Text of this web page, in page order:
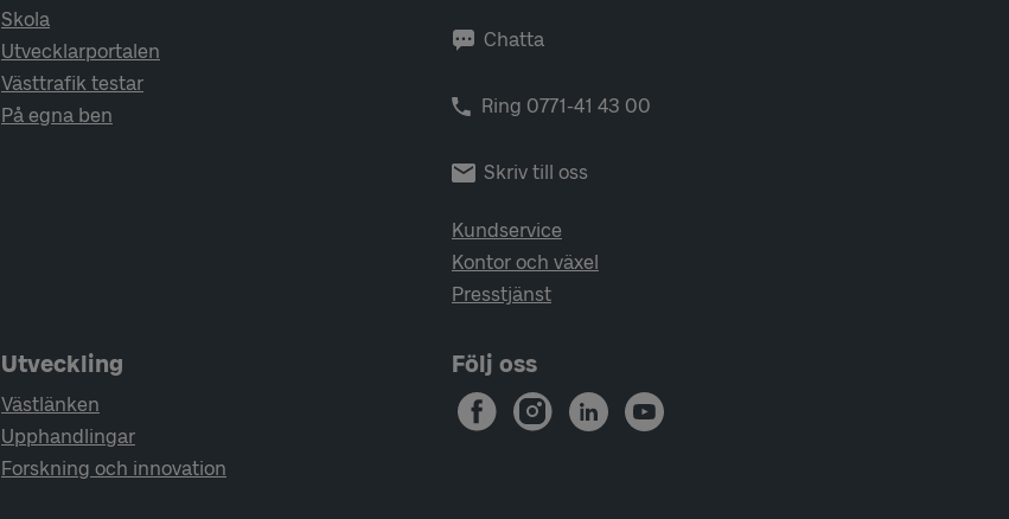
Skola
Utvecklarportalen
Västtrafik testar
På egna ben
Chatta
Ring 0771-41 43 00
Skriv till oss
Kundservice
Kontor och växel
Presstjänst
Utveckling
Västlänken
Upphandlingar
Forskning och innovation
Följ oss